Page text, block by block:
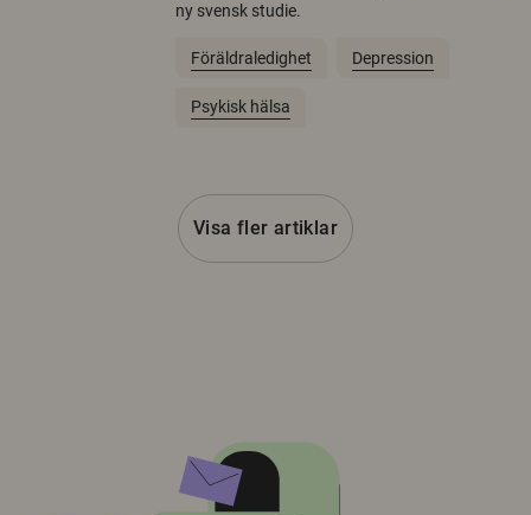
ny svensk studie.
Föräldraledighet Depression
Psykisk hälsa
Visa fler artiklar